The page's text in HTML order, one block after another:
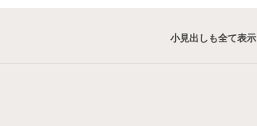
小見出しも全て表示